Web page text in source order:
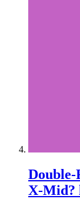
Double-
X-Mid?